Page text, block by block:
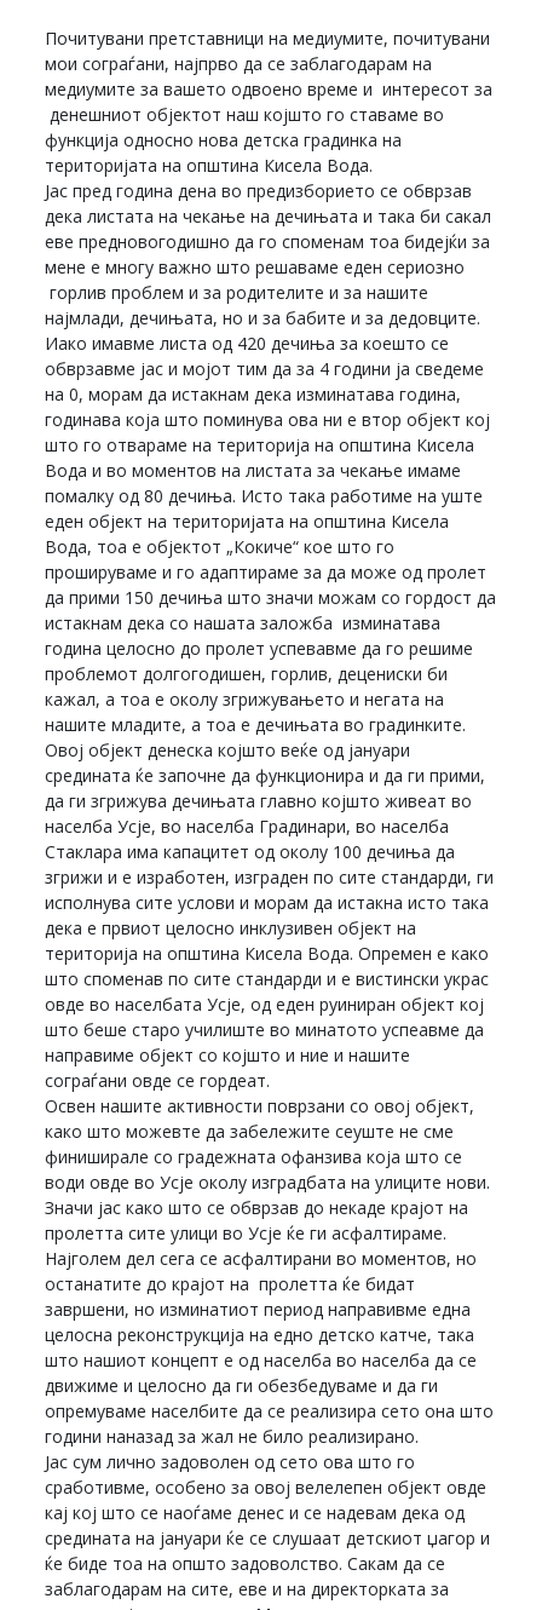
Почитувани претставници на медиумите, почитувани
мои сограѓани, најпрво да се заблагодарам на
медиумите за вашето одвоено време и интересот за
денешниот објектот наш којшто го ставаме во
функција односно нова детска градинка на
територијата на општина Кисела Вода.
Јас пред година дена во предизборието се обврзав
дека листата на чекање на дечињата и така би сакал
еве предновогодишно да го споменам тоа бидејќи за
мене е многу важно што решаваме еден сериозно
горлив проблем и за родителите и за нашите
најмлади, дечињата, но и за бабите и за дедовците.
Иако имавме листа од 420 дечиња за коешто се
обврзавме јас и мојот тим да за 4 години ја сведеме
на 0, морам да истакнам дека изминатава година,
годинава која што поминува ова ни е втор објект кој
што го отвараме на територија на општина Кисела
Вода и во моментов на листата за чекање имаме
помалку од 80 дечиња. Исто така работиме на уште
еден објект на територијата на општина Кисела
Вода, тоа е објектот „Кокиче“ кое што го
прошируваме и го адаптираме за да може од пролет
да прими 150 дечиња што значи можам со гордост да
истакнам дека со нашата заложба изминатава
година целосно до пролет успевавме да го решиме
проблемот долгогодишен, горлив, децениски би
кажал, а тоа е околу згрижувањето и негата на
нашите младите, а тоа е дечињата во градинките.
Овој објект денеска којшто веќе од јануари
средината ќе започне да функционира и да ги прими,
да ги згрижува дечињата главно којшто живеат во
населба Усје, во населба Градинари, во населба
Стаклара има капацитет од околу 100 дечиња да
згрижи и е изработен, изграден по сите стандарди, ги
исполнува сите услови и морам да истакна исто така
дека е првиот целосно инклузивен објект на
територија на општина Кисела Вода. Опремен е како
што споменав по сите стандарди и е вистински украс
овде во населбата Усје, од еден руиниран објект кој
што беше старо училиште во минатото успеавме да
направиме објект со којшто и ние и нашите
сограѓани овде се гордеат.
Освен нашите активности поврзани со овој објект,
како што можевте да забележите сеуште не сме
финиширале со градежната офанзива која што се
води овде во Усје околу изградбата на улиците нови.
Значи јас како што се обврзав до некаде крајот на
пролетта сите улици во Усје ќе ги асфалтираме.
Најголем дел сега се асфалтирани во моментов, но
останатите до крајот на пролетта ќе бидат
завршени, но изминатиот период направивме една
целосна реконструкција на едно детско катче, така
што нашиот концепт е од населба во населба да се
движиме и целосно да ги обезбедуваме и да ги
опремуваме населбите да се реализира сето она што
години наназад за жал не било реализирано.
Јас сум лично задоволен од сето ова што го
сработивме, особено за овој велелепен објект овде
кај кој што се наоѓаме денес и се надевам дека од
средината на јануари ќе се слушаат детскиот џагор и
ќе биде тоа на општо задоволство. Сакам да се
заблагодарам на сите, еве и на директорката за